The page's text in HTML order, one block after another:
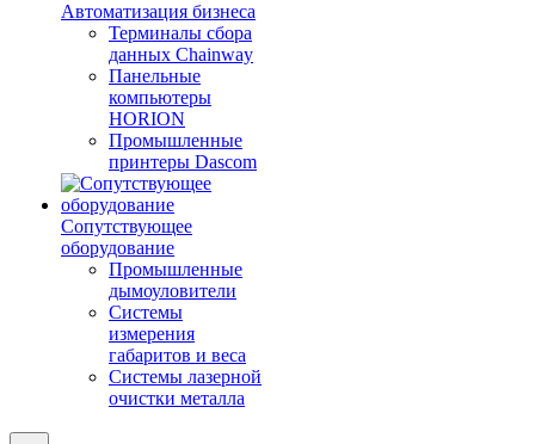
Автоматизация бизнеса
Терминалы сбора
данных Chainway
Панельные
компьютеры
HORION
Промышленные
принтеры Dascom
Сопутствующее
оборудование
Промышленные
дымоуловители
Системы
измерения
габаритов и веса
Системы лазерной
очистки металла